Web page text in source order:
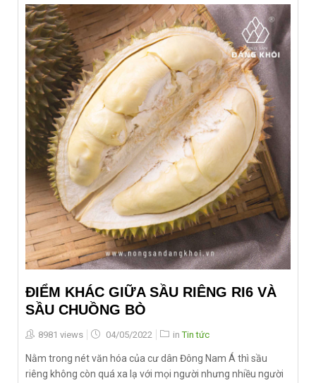
ĐIỂM KHÁC GIỮA SẦU RIÊNG RI6 VÀ
SẦU CHUỒNG BÒ
8981 views
Posted
04/05/2022 in Tin tức
Nằm trong nét văn hóa của cư dân Đông Nam Á thì sầu
riêng không còn quá xa lạ với mọi người nhưng nhiều người